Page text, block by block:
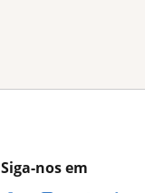
Siga-nos em